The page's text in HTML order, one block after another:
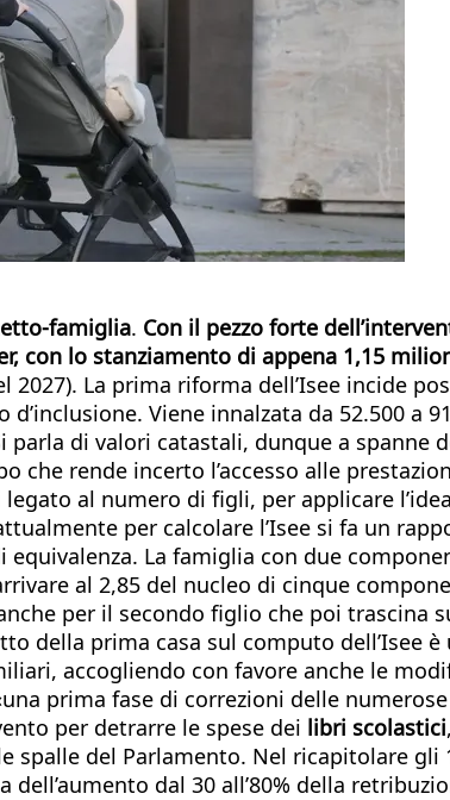
famiglia. Con il pezzo forte
con lo stanziamento di appena 1,15
La prima riforma dell’Isee incide
Viene innalzata da 52.500 a
di valori catastali, dunque a spanne
rende incerto l’accesso alle
al numero di figli, per applicare
per calcolare l’Isee si fa un
La famiglia con due
al 2,85 del nucleo di cinque
per il secondo figlio che poi trascina
della prima casa sul computo dell’Isee
accogliendo con favore anche le
prima fase di correzioni delle
per detrarre le spese dei libri scolastici
spalle del Parlamento. Nel ricapitolare
dal 30 all’80% della